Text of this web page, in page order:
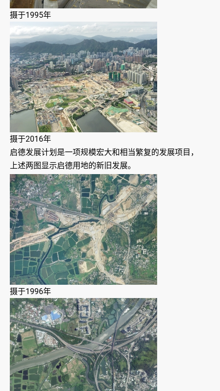
摄于1995年
摄于2016年
启德发展计划是一项规模宏大和相当繁复的发展项目，
上述两图显示启德用地的新旧发展。
摄于1996年